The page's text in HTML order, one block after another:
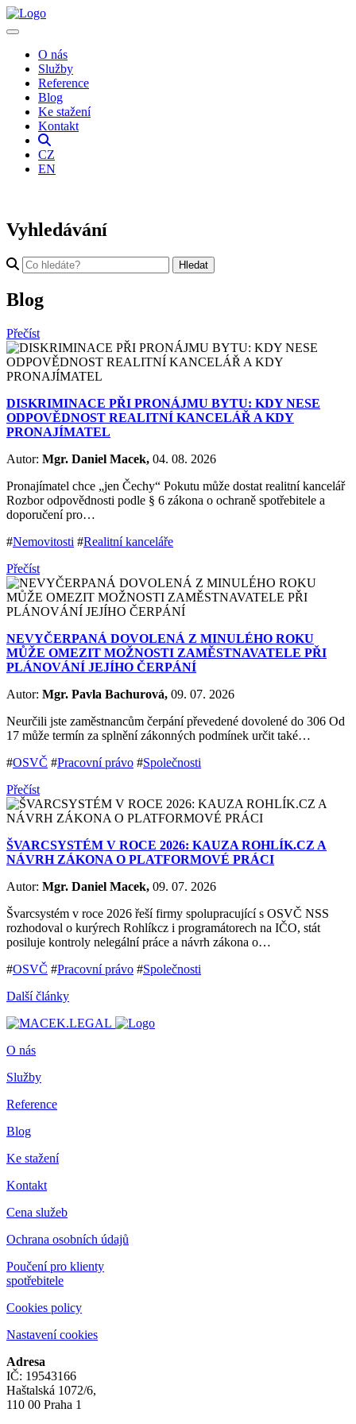
O nás
Služby
Reference
Blog
Ke stažení
Kontakt
CZ
EN
Vyhledávání
Blog
Přečíst
DISKRIMINACE PŘI PRONÁJMU BYTU: KDY NESE
ODPOVĚDNOST REALITNÍ KANCELÁŘ A KDY
PRONAJÍMATEL
Autor: Mgr. Daniel Macek, 04. 08. 2026
Pronajímatel chce „jen Čechy“ Pokutu může dostat realitní kancelář
Rozbor odpovědnosti podle § 6 zákona o ochraně spotřebitele a
doporučení pro…
#Nemovitosti #Realitní kanceláře
Přečíst
NEVYČERPANÁ DOVOLENÁ Z MINULÉHO ROKU
MŮŽE OMEZIT MOŽNOSTI ZAMĚSTNAVATELE PŘI
PLÁNOVÁNÍ JEJÍHO ČERPÁNÍ
Autor: Mgr. Pavla Bachurová, 09. 07. 2026
Neurčili jste zaměstnancům čerpání převedené dovolené do 306 Od
17 může termín za splnění zákonných podmínek určit také…
#OSVČ #Pracovní právo #Společnosti
Přečíst
ŠVARCSYSTÉM V ROCE 2026: KAUZA ROHLÍK.CZ A
NÁVRH ZÁKONA O PLATFORMOVÉ PRÁCI
Autor: Mgr. Daniel Macek, 09. 07. 2026
Švarcsystém v roce 2026 řeší firmy spolupracující s OSVČ NSS
rozhodoval o kurýrech Rohlíkcz i programátorech na IČO, stát
posiluje kontroly nelegální práce a návrh zákona o…
#OSVČ #Pracovní právo #Společnosti
Další články
O nás
Služby
Reference
Blog
Ke stažení
Kontakt
Cena služeb
Ochrana osobních údajů
Poučení pro klienty
spotřebitele
Cookies policy
Nastavení cookies
Adresa
IČ: 19543166
Haštalská 1072/6,
110 00 Praha 1